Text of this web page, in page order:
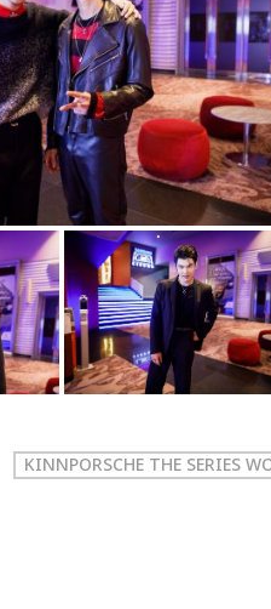
KINNPORSCHE THE SERIES